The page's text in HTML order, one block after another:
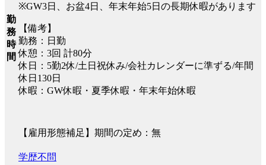
勤
務
時
間
※GW3日、お盆4日、年末年始5日の長期休暇があります
【備考】
勤務：日勤
休憩：3回 計80分
休日：5勤2休/土日祝休み/会社カレンダーに準ずる/年間
休日130日
休暇：GW休暇・夏季休暇・年末年始休暇
【雇用形態補足】期間の定め：無
学歴不問